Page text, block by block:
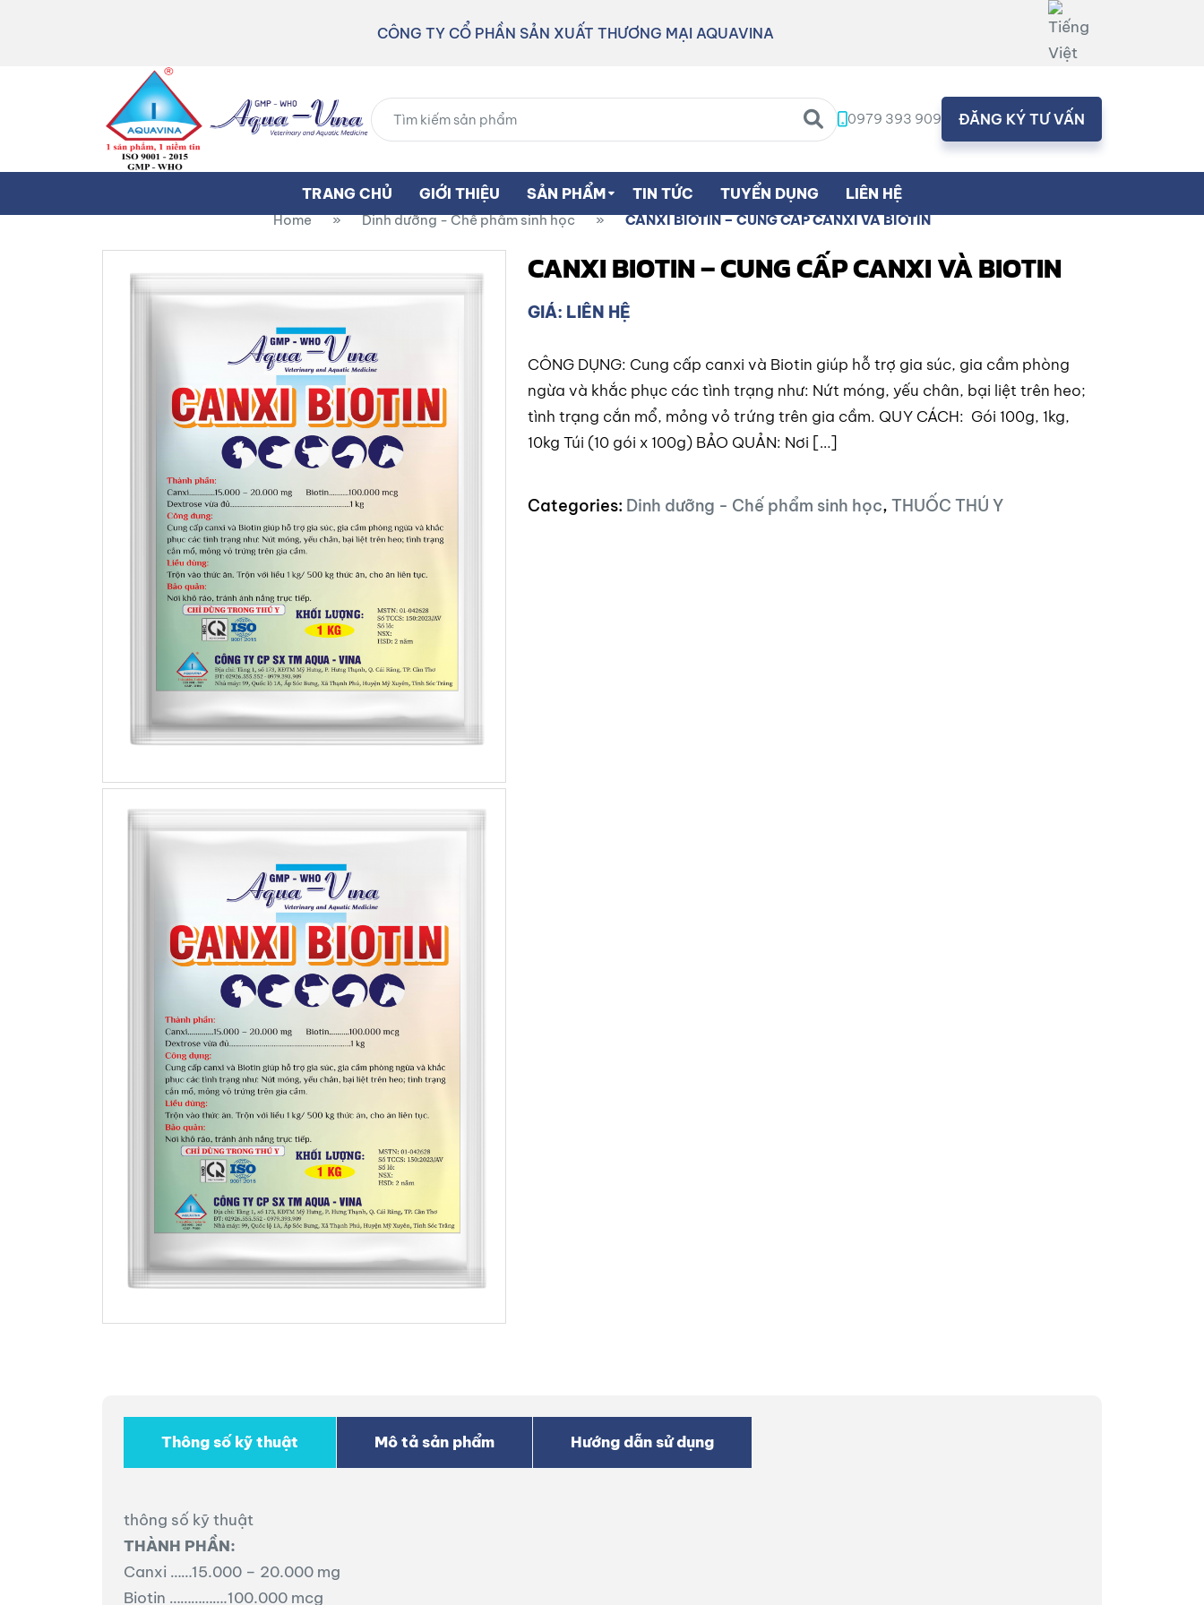
CÔNG TY CỔ PHẦN SẢN XUẤT THƯƠNG MẠI AQUAVINA
0979 393 909 ĐĂNG KÝ TƯ VẤN
TRANG CHỦ GIỚI THIỆU SẢN PHẨM TIN TỨC TUYỂN DỤNG LIÊN HỆ
Home » Dinh dưỡng - Chế phẩm sinh học » CANXI BIOTIN – CUNG CẤP CANXI VÀ BIOTIN
CANXI BIOTIN – CUNG CẤP CANXI VÀ BIOTIN
GIÁ: LIÊN HỆ
CÔNG DỤNG: Cung cấp canxi và Biotin giúp hỗ trợ gia súc, gia cầm phòng
ngừa và khắc phục các tình trạng như: Nứt móng, yếu chân, bại liệt trên heo;
tình trạng cắn mổ, mỏng vỏ trứng trên gia cầm. QUY CÁCH: Gói 100g, 1kg,
10kg Túi (10 gói x 100g) BẢO QUẢN: Nơi […]
Categories: Dinh dưỡng - Chế phẩm sinh học, THUỐC THÚ Y
Thông số kỹ thuật Mô tả sản phẩm Hướng dẫn sử dụng
thông số kỹ thuật
THÀNH PHẦN:
Canxi ……15.000 – 20.000 mg
Biotin …………….100.000 mcg